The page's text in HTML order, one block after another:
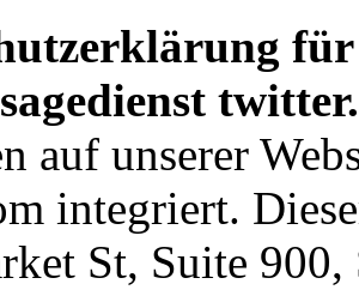
auf unserer
integriert.
St, Suite